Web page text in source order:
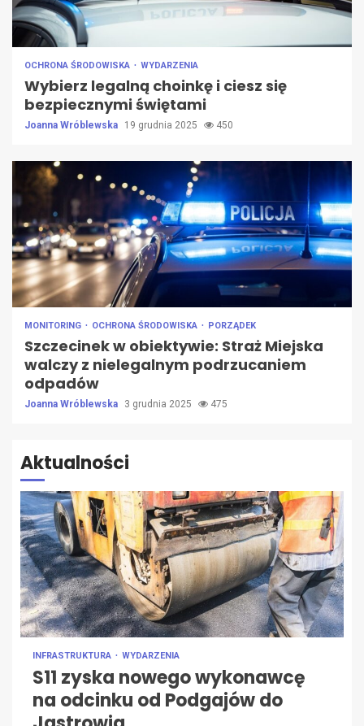
OCHRONA ŚRODOWISKA WYDARZENIA
Wybierz legalną choinkę i ciesz się
bezpiecznymi świętami
Joanna Wróblewska 19 grudnia 2025 450
MONITORING OCHRONA ŚRODOWISKA PORZĄDEK
Szczecinek w obiektywie: Straż Miejska
walczy z nielegalnym podrzucaniem
odpadów
Joanna Wróblewska 3 grudnia 2025 475
Aktualności
INFRASTRUKTURA WYDARZENIA
S11 zyska nowego wykonawcę
na odcinku od Podgajów do